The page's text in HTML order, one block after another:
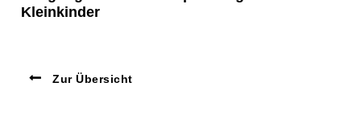
Kleinkinder
Zur Übersicht